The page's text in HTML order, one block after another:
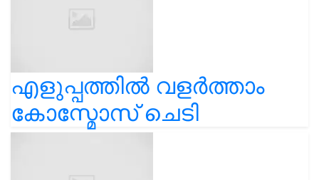
എളുപ്പത്തിൽ വളർത്താം
കോസ്മോസ് ചെടി